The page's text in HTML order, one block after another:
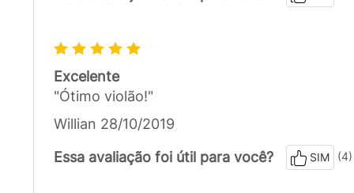
Excelente
"Ótimo violão!"
Willian 28/10/2019
Essa avaliação foi útil para você?
SIM (4)